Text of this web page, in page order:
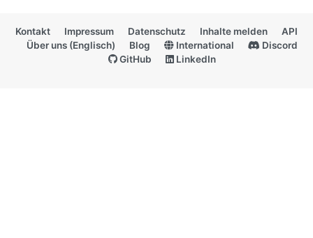
Kontakt Impressum Datenschutz Inhalte melden
API
Über uns (Englisch)
Blog International
Discord
GitHub
LinkedIn